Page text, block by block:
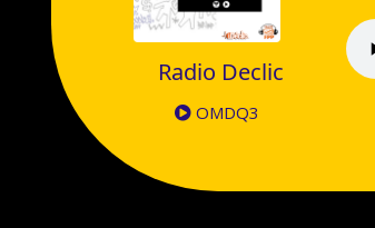
Radio Declic
OMDQ3